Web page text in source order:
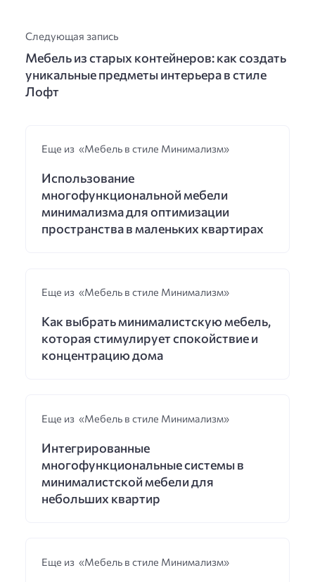
Следующая запись
Мебель из старых контейнеров: как создать
уникальные предметы интерьера в стиле
Лофт
Еще из «Мебель в стиле Минимализм»
Использование
многофункциональной мебели
минимализма для оптимизации
пространства в маленьких квартирах
Еще из «Мебель в стиле Минимализм»
Как выбрать минималистскую мебель,
которая стимулирует спокойствие и
концентрацию дома
Еще из «Мебель в стиле Минимализм»
Интегрированные
многофункциональные системы в
минималистской мебели для
небольших квартир
Еще из «Мебель в стиле Минимализм»